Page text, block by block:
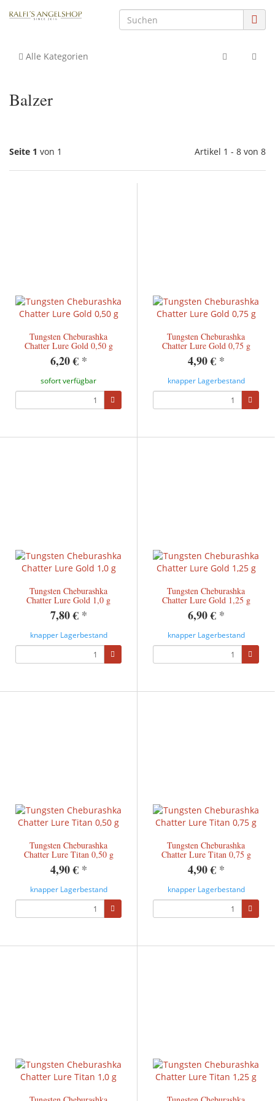
Alle Kategorien
Balzer
Seite 1 von 1 Artikel 1 - 8 von 8
Tungsten Cheburashka
Chatter Lure Gold 0,50 g
6,20 € *
sofort verfügbar
Tungsten Cheburashka
Chatter Lure Gold 0,75 g
4,90 € *
knapper Lagerbestand
Tungsten Cheburashka
Chatter Lure Gold 1,0 g
7,80 € *
knapper Lagerbestand
Tungsten Cheburashka
Chatter Lure Gold 1,25 g
6,90 € *
knapper Lagerbestand
Tungsten Cheburashka
Chatter Lure Titan 0,50 g
4,90 € *
knapper Lagerbestand
Tungsten Cheburashka
Chatter Lure Titan 0,75 g
4,90 € *
knapper Lagerbestand